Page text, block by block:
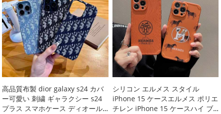
高品質布製 dior galaxy s24 カバ
ー可愛い 刺繍 ギャラクシー s24
プラス スマホケース ディオール
シリコン エルメス スタイル
iPhone 15 ケースエルメス ポリエ
チレン iPhone 15 ケースハイ ブ